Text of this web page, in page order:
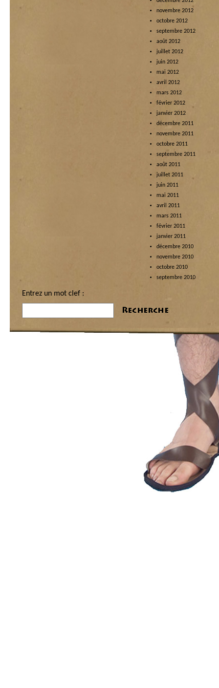
novembre 2012
octobre 2012
septembre 2012
août 2012
juillet 2012
juin 2012
mai 2012
avril 2012
mars 2012
février 2012
janvier 2012
décembre 2011
novembre 2011
octobre 2011
septembre 2011
août 2011
juillet 2011
juin 2011
mai 2011
avril 2011
mars 2011
février 2011
janvier 2011
décembre 2010
novembre 2010
octobre 2010
septembre 2010
Entrez un mot clef :